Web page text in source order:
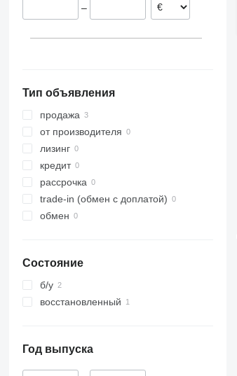
–
Тип объявления
продажа
от производителя
лизинг
кредит
рассрочка
trade-in (обмен с доплатой)
обмен
Состояние
б/у
восстановленный
Год выпуска